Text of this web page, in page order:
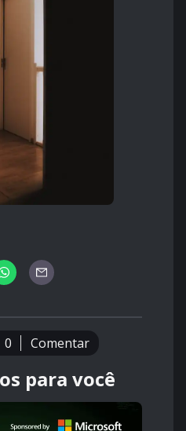
0 Comentar
para você